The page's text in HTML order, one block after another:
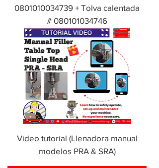
0801010034739 + Tolva calentada
# 080101034746
Video tutorial (Llenadora manual
modelos PRA & SRA)